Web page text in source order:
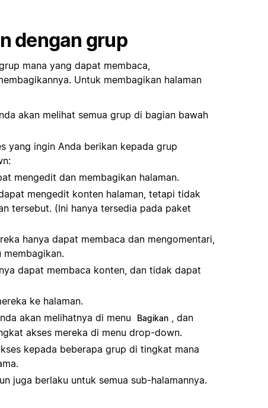
dengan grup
mana yang dapat membaca,
Untuk membagikan halaman
akan melihat semua grup di bagian bawah
yang ingin Anda berikan kepada grup
mengedit dan membagikan halaman.
mengedit konten halaman, tetapi tidak
tersebut. (Ini hanya tersedia pada paket
hanya dapat membaca dan mengomentari,
dapat membaca konten, dan tidak dapat
ke halaman.
akan melihatnya di menu
Bagikan
, dan
akses mereka di menu drop-down.
kepada beberapa grup di tingkat mana
juga berlaku untuk semua sub-halamannya.